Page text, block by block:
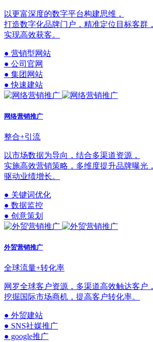
以更富深度的数字平台构建思维，
打造数字化品牌门户，精准定位目标客群，
实现高效获客。
● 营销型网站
● 公司官网
● 集团网站
● 快速建站
网络营销推广
整合+引流
以市场数据为导向，结合多渠道资源，
实施高效营销策略，多维度提升品牌曝光，
驱动业绩增长。
● 关键词优化
● 数据监控
● 创意策划
外贸营销推广
全球流量+转化率
网罗全球客户资源，多渠道高效触达客户，
挖掘国际市场商机，提高客户转化率。
● 外贸建站
● SNS社媒推广
● google推广